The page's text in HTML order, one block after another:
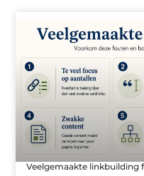
Veelgemaakte linkbuilding